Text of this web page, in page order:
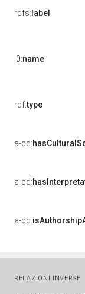
rdfs: label
l0:name
rdf:type
a-cd:
a-cd:
a-cd:
RELAZIONI INVERSE